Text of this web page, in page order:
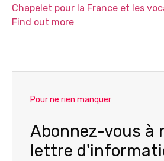
Chapelet pour la France et les
Find out more
Pour ne rien manquer
Abonnez-vous à
lettre